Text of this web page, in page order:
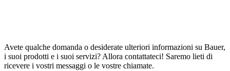
Avete qualche domanda o desiderate ulteriori informazioni su Bauer,
i suoi prodotti e i suoi servizi? Allora contattateci! Saremo lieti di
ricevere i vostri messaggi o le vostre chiamate.